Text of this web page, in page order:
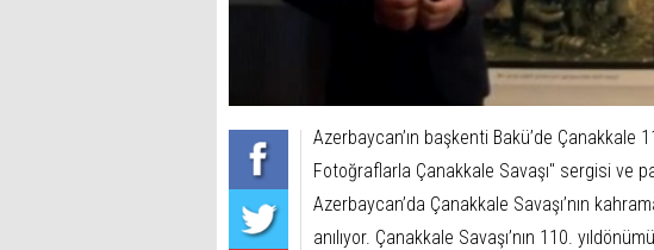
Azerbaycan’ın başkenti Bakü’de Çanakkale
Fotoğraflarla Çanakkale Savaşı" sergisi ve
Azerbaycan’da Çanakkale Savaşı’nın
anılıyor. Çanakkale Savaşı’nın 110.